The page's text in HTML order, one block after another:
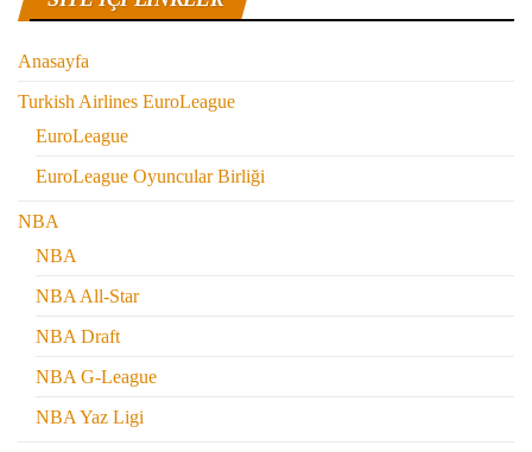
Anasayfa
Turkish Airlines EuroLeague
EuroLeague
EuroLeague Oyuncular Birliği
NBA
NBA
NBA All-Star
NBA Draft
NBA G-League
NBA Yaz Ligi